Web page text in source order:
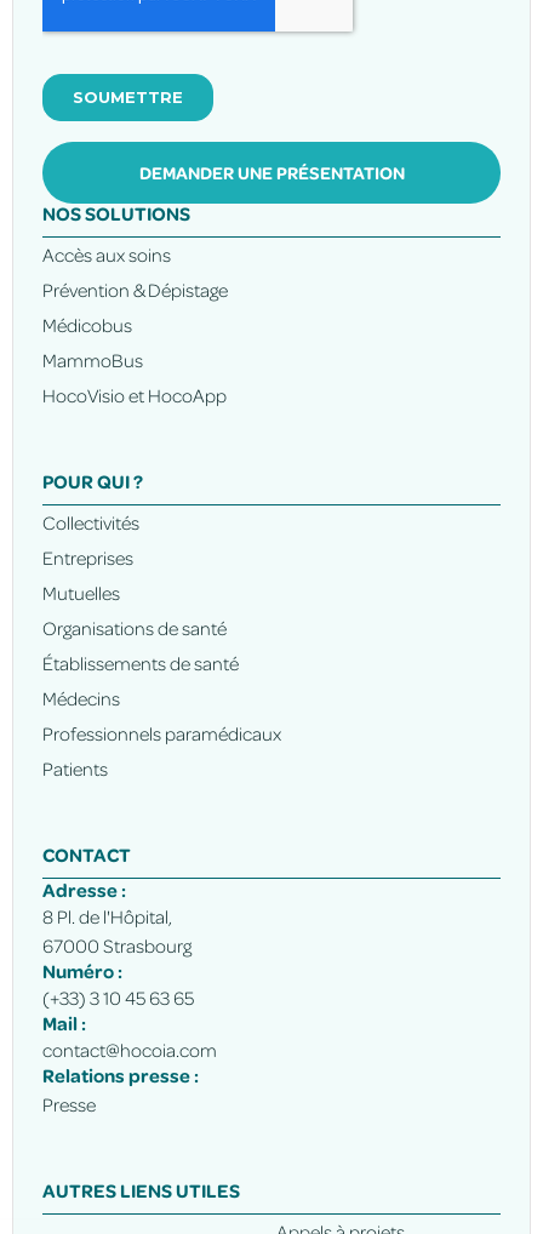
DEMANDER UNE PRÉSENTATION
NOS SOLUTIONS
Accès aux soins
Prévention & Dépistage
Médicobus
MammoBus
HocoVisio et HocoApp
POUR QUI ?
Collectivités
Entreprises
Mutuelles
Organisations de santé
Établissements de santé
Médecins
Professionnels paramédicaux
Patients
CONTACT
Adresse :
8 Pl. de l'Hôpital,
67000 Strasbourg
Numéro :
(+33) 3 10 45 63 65
Mail :
contact@hocoia.com
Relations presse :
Presse
AUTRES LIENS UTILES